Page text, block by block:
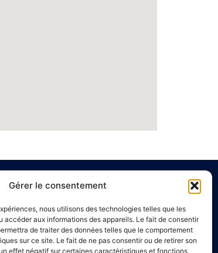
Gérer le consentement
nous utilisons des technologies telles que les
accéder aux informations des appareils. Le fait de consentir
de traiter des données telles que le comportement
sur ce site. Le fait de ne pas consentir ou de retirer son
effet négatif sur certaines caractéristiques et fonctions.
Liens utiles
Annuaire de santé
Mentions légales
Politique de confidentialité